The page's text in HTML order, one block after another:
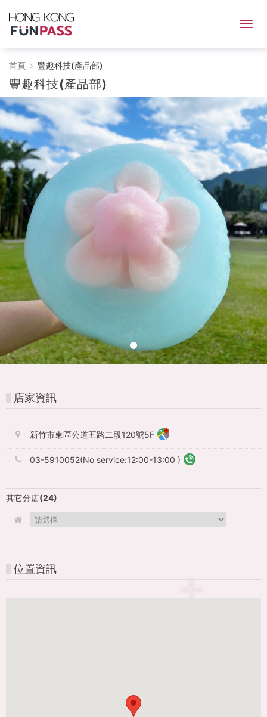
豐
趣
科
技
(產
品
部)
-
HONG
KONG
FunPASS
一
票
港
激
省
38%
旅
首頁 豐趣科技(產品部)
豐趣科技(產品部)
店家資訊
新竹市東區公道五路二段120號5F
03-5910052(No service:12:00-13:00 )
其它分店(24)
位置資訊